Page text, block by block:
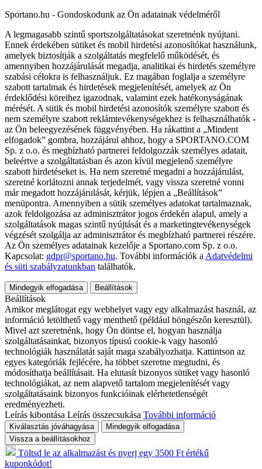
Sportano.hu - Gondoskodunk az Ön adatainak védelméről
A legmagasabb szintű sportszolgáltatásokat szeretnénk nyújtani.
Ennek érdekében sütiket és mobil hirdetési azonosítókat használunk,
amelyek biztosítják a szolgáltatás megfelelő működését, és
amennyiben hozzájárulását megadja, analitikai és hirdetés személyre
szabási célokra is felhasználjuk. Ez magában foglalja a személyre
szabott tartalmak és hirdetések megjelenítését, amelyek az Ön
érdeklődési köreihez igazodnak, valamint ezek hatékonyságának
mérését. A sütik és mobil hirdetési azonosítók személyre szabott és
nem személyre szabott reklámtevékenységekhez is felhasználhatók -
az Ön beleegyezésének függvényében. Ha rákattint a „Mindent
elfogadok” gombra, hozzájárul ahhoz, hogy a SPORTANO.COM
Sp. z o.o. és megbízható partnerei feldolgozzák személyes adatait,
beleértve a szolgáltatásban és azon kívül megjelenő személyre
szabott hirdetéseket is. Ha nem szeretné megadni a hozzájárulást,
szeretné korlátozni annak terjedelmét, vagy vissza szeretné vonni
már megadott hozzájárulását, kérjük, lépjen a „Beállítások”
menüpontra. Amennyiben a sütik személyes adatokat tartalmaznak,
azok feldolgozása az adminisztrátor jogos érdekén alapul, amely a
szolgáltatások magas szintű nyújtását és a marketingtevékenységek
végzését szolgálja az adminisztrátor és megbízható partnerei részére.
Az Ön személyes adatainak kezelője a Sportano.com Sp. z o.o.
Kapcsolat: gdpr@sportano.hu. További információk a Adatvédelmi
és süti szabályzatunkban találhatók.
Mindegyik elfogadása Beállítások
Beállítások
Amikor meglátogat egy webhelyet vagy egy alkalmazást használ, az
információ letölthető vagy menthető (például böngészőn keresztül).
Mivel azt szeretnénk, hogy Ön döntse el, hogyan használja
szolgáltatásainkat, bizonyos típusú cookie-k vagy hasonló
technológiák használatát saját maga szabályozhatja. Kattintson az
egyes kategóriák fejlécére, ha többet szeretne megtudni, és
módosíthatja beállításait. Ha elutasít bizonyos sütiket vagy hasonló
technológiákat, az nem alapvető tartalom megjelenítését vagy
szolgáltatásaink bizonyos funkcióinak elérhetetlenségét
eredményezheti.
Leírás kibontása Leírás összecsukása További információ
Kiválasztás jóváhagyása
Mindegyik elfogadása
Vissza a beállításokhoz
Töltsd le az alkalmazást és nyerj egy 3500 Ft értékű
kuponkódot!